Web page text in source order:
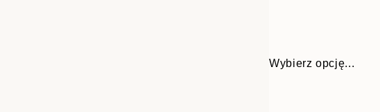
Wybierz opcję...